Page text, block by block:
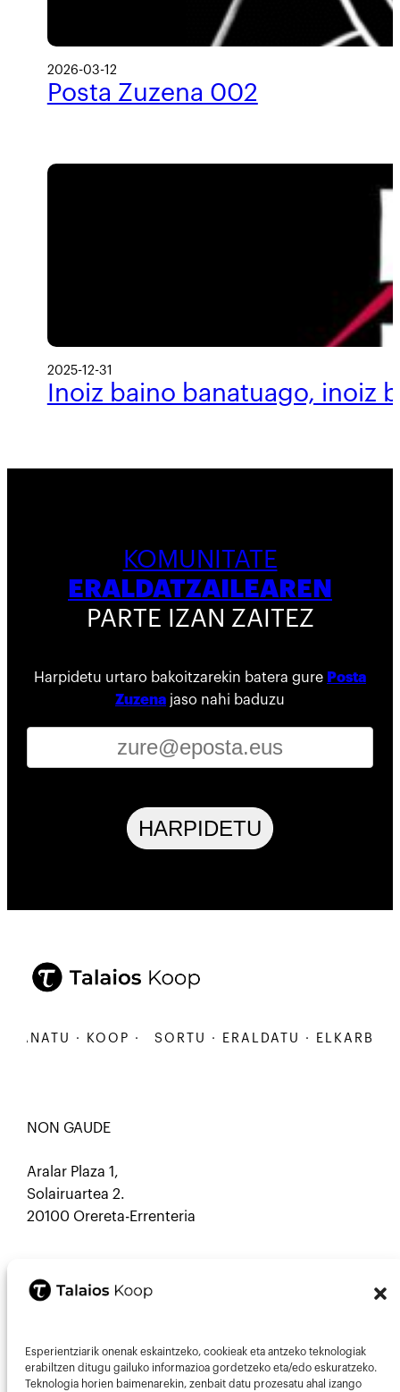
Esperientziarik onenak eskaintzeko, cookieak eta antzeko teknologiak
erabiltzen ditugu gailuko informazioa gordetzeko eta/edo eskuratzeko.
Teknologia horien baimenarekin, zenbait datu prozesatu ahal izango
2026-03-12
Posta Zuzena 002
2025-12-31
Inoiz baino banatuago, inoiz
KOMUNITATE
ERALDATZAILEAREN
PARTE IZAN ZAITEZ
Harpidetu urtaro bakoitzarekin batera gure Posta
Zuzena jaso nahi baduzu
HARPIDETU
· KOOP · SORTU · ERALDATU ·
NON GAUDE
Aralar Plaza 1,
Solairuartea 2.
20100 Orereta-Errenteria
Mastodon Mail